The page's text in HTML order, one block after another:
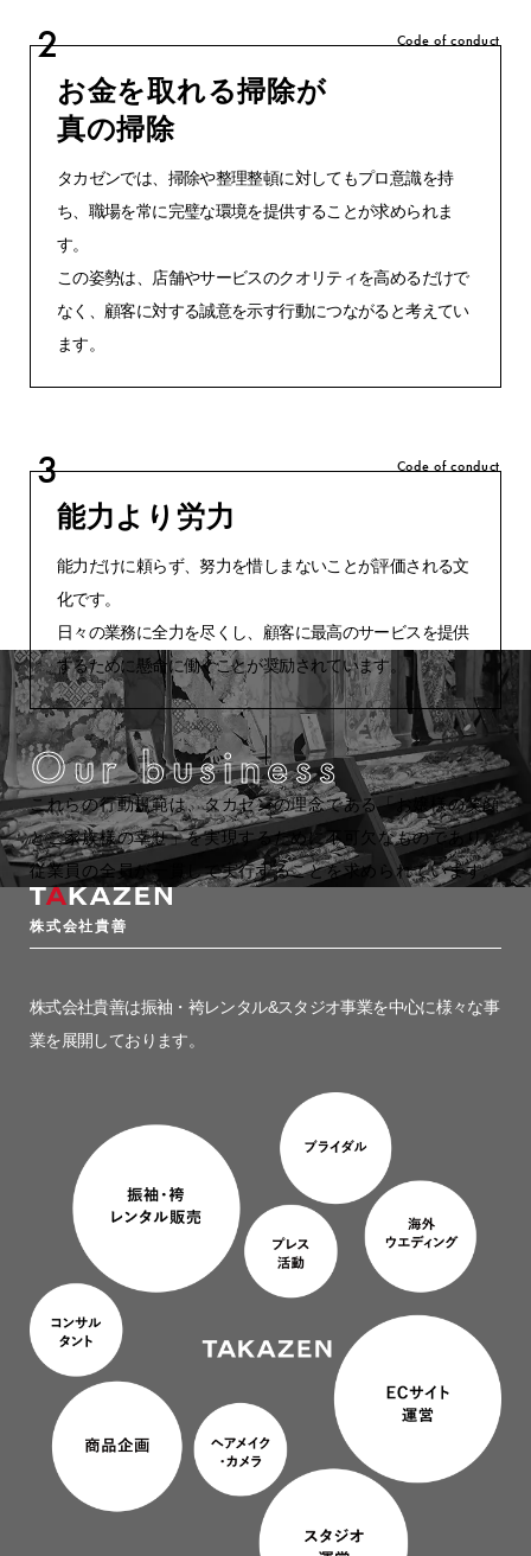
Code of conduct
2
お金を取れる掃除が
真の掃除
タカゼンでは、掃除や整理整頓に対してもプロ意識を持
ち、職場を常に完璧な環境を提供することが求められま
す。
この姿勢は、店舗やサービスのクオリティを高めるだけで
なく、顧客に対する誠意を示す行動につながると考えてい
ます。
Code of conduct
3
能力より労力
能力だけに頼らず、努力を惜しまないことが評価される文
化です。
日々の業務に全力を尽くし、顧客に最高のサービスを提供
するために懸命に働くことが奨励されています。
これらの行動規範は、タカゼンの理念である「お嬢様の笑顔
とご家族様の幸せ」を実現するために不可欠なものであり、
従業員の全員が一貫して実行することを求められています。
Our business
株式会社貴善
株式会社貴善は振袖・袴レンタル&スタジオ事業を中心に様々な事
業を展開しております。